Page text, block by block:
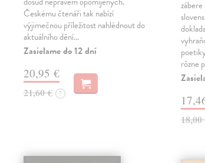
Českému čtenáři tak nabízí
výjimečnou příležitost nahlédnout do
aktuálního dění…
Zasielame do 12 dní
20,95 €
21,60 € ?
rôzne
18,00